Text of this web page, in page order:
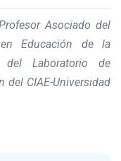
Asociado del
Educación de la
del Laboratorio de
del CIAE-Universidad